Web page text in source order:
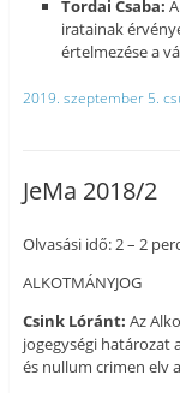
Tordai Csaba:
iratainak
értelmezése a
2019. szeptember 5.
JeMa 2018/2
Olvasási idő: 2 – 2
ALKOTMÁNYJOG
Csink Lóránt: Az
jogegységi határozat
és nullum crimen elv